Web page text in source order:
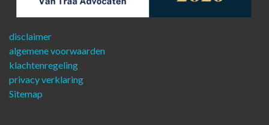
disclaimer
algemene voorwaarden
klachtenregeling
privacy verklaring
Sitemap